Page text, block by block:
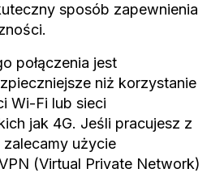
sposób zapewnienia
połączenia jest
niż korzystanie
Wi-Fi lub sieci
jak 4G. Jeśli pracujesz z
użycie
(Virtual Private Network)